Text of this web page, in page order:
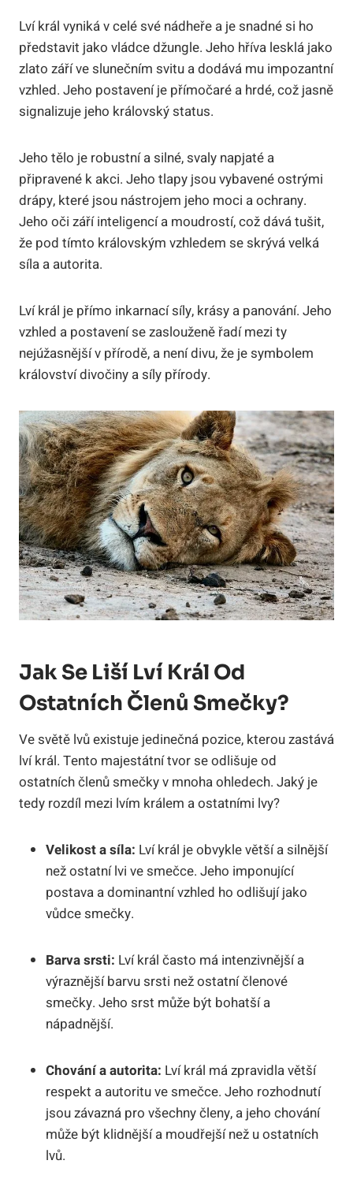
Lví král vyniká v celé své nádheře a je snadné si ho
představit jako vládce džungle. Jeho hříva lesklá jako
zlato září ve slunečním svitu a dodává mu impozantní
vzhled. Jeho postavení je přímočaré a hrdé, což jasně
signalizuje jeho královský status.
Jeho tělo je robustní a silné, svaly napjaté a
připravené k akci. Jeho tlapy jsou vybavené ostrými
drápy, které jsou nástrojem jeho moci a ochrany.
Jeho oči září inteligencí a moudrostí, což dává tušit,
že pod tímto královským vzhledem se skrývá velká
síla a autorita.
Lví král je přímo inkarnací síly, krásy a panování. Jeho
vzhled a postavení se zaslouženě řadí mezi ty
nejúžasnější v přírodě, a není divu, že je symbolem
království divočiny a síly přírody.
Jak Se Liší Lví Král Od
Ostatních Členů Smečky?
Ve světě lvů existuje jedinečná pozice, kterou zastává
lví král. Tento majestátní tvor se odlišuje od
ostatních členů smečky v mnoha ohledech. Jaký je
tedy rozdíl mezi lvím králem a ostatními lvy?
Velikost a síla: Lví král je obvykle větší a silnější
než ostatní lvi ve smečce. Jeho imponující
postava a dominantní vzhled ho odlišují jako
vůdce smečky.
Barva srsti: Lví král často má intenzivnější a
výraznější barvu srsti než ostatní členové
smečky. Jeho srst může být bohatší a
nápadnější.
Chování a autorita: Lví král má zpravidla větší
respekt a autoritu ve smečce. Jeho rozhodnutí
jsou závazná pro všechny členy, a jeho chování
může být klidnější a moudřejší než u ostatních
lvů.